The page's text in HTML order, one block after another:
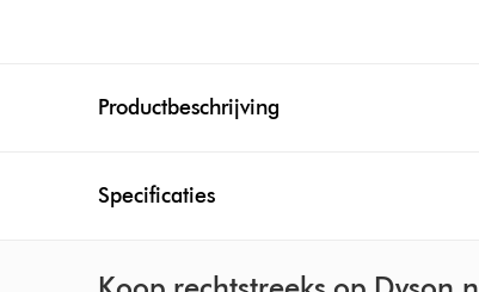
Productbeschrijving
Specificaties